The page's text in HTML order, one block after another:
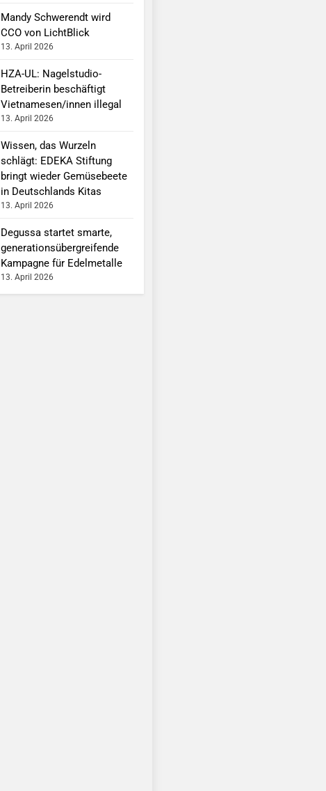
Mandy Schwerendt wird
CCO von LichtBlick
13. April 2026
HZA-UL: Nagelstudio-
Betreiberin beschäftigt
Vietnamesen/innen illegal
13. April 2026
Wissen, das Wurzeln
schlägt: EDEKA Stiftung
bringt wieder Gemüsebeete
in Deutschlands Kitas
13. April 2026
Degussa startet smarte,
generationsübergreifende
Kampagne für Edelmetalle
13. April 2026